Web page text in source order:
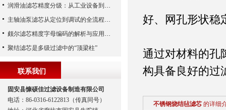
好、网孔形状稳
通过对材料的孔
构具备良好的过
不锈钢烧结毡滤芯 的详细
润滑油滤芯精度分级：从工业设备到精密系统的过滤密码
主轴油泵滤芯从定位到调试的全流程解析
颇尔滤芯精度字母编码的解析与应用指南
聚结滤芯是多级过滤中的“顶梁柱”
联系我们
固安县慷硕佳过滤设备制造有限公司
电话：86-0316-6122813（传真同号）